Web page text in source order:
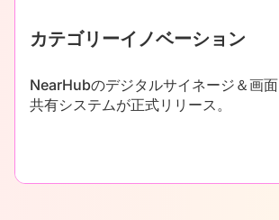
カテゴリーイノベーション
NearHubのデジタルサイネージ＆画面
共有システムが正式リリース。